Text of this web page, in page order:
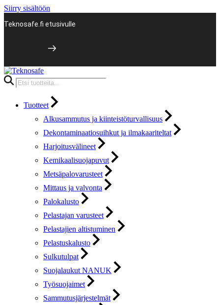
Siirry sisältöön
Teknosafe.fi etusivulle
Products
search
Tuotteet
Alkusammutus ja kiinteistöturvallisuus
Dekontaminaatiosuihkut ja ilmakaariteltat
Harjoitusvälineet
Kemikaalisuojapuvut
Metsäpalovarusteet
Mittaus ja valvonta
Palokalusto
Pelastajan varusteet
Pelastajien altistuminen
Pelastuskalusto
Sulkutulpat
Suojalaukut NANUK
Työsuojaimet
Sammutusjärjestelmät